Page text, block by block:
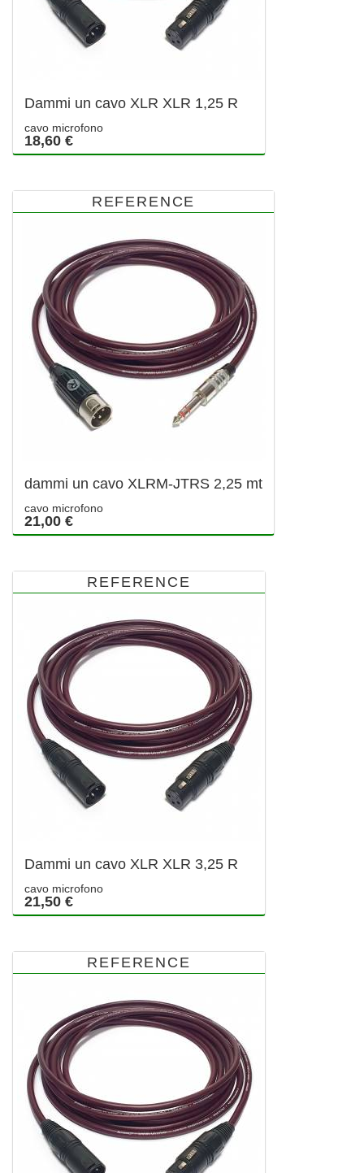
Dammi un cavo XLR XLR 1,25 R
cavo microfono
18,60 €
REFERENCE
dammi un cavo XLRM-JTRS 2,25 mt
cavo microfono
21,00 €
REFERENCE
Dammi un cavo XLR XLR 3,25 R
cavo microfono
21,50 €
REFERENCE